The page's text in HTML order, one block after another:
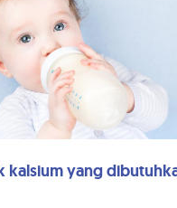
kalsium yang